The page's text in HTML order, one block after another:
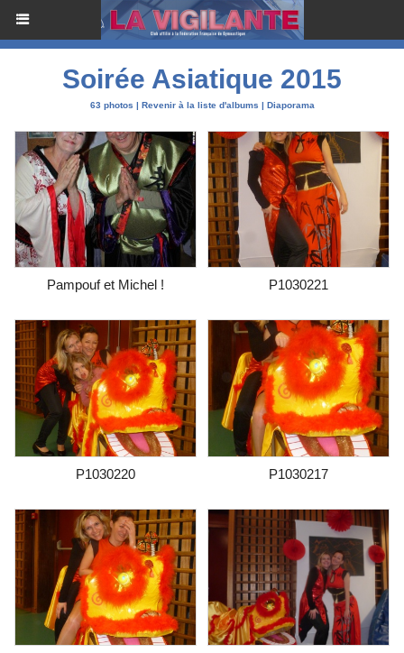
Soirée Asiatique 2015
63 photos | Revenir à la liste d'albums | Diaporama
Pampouf et Michel ! P1030221
P1030220 P1030217